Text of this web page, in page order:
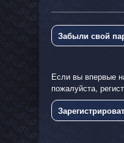
Забыли свой
Если вы впервые
пожалуйста,